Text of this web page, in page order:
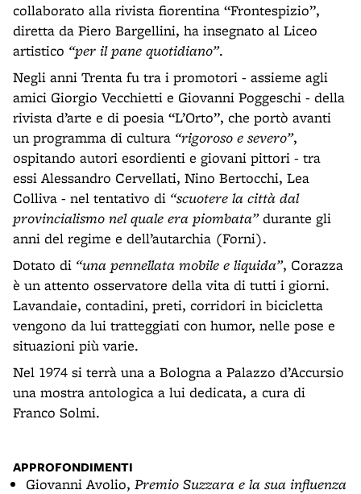
collaborato alla rivista fiorentina “Frontespizio”,
diretta da Piero Bargellini, ha insegnato al Liceo
artistico “per il pane quotidiano”.
Negli anni Trenta fu tra i promotori - assieme agli
amici Giorgio Vecchietti e Giovanni Poggeschi - della
rivista d’arte e di poesia “L’Orto”, che portò avanti
un programma di cultura “rigoroso e severo”,
ospitando autori esordienti e giovani pittori - tra
essi Alessandro Cervellati, Nino Bertocchi, Lea
Colliva - nel tentativo di “scuotere la città dal
provincialismo nel quale era piombata”durante gli
anni del regime e dell’autarchia (Forni).
Dotato di “una pennellata mobile e liquida”, Corazza
è un attento osservatore della vita di tutti i giorni.
Lavandaie, contadini, preti, corridori in bicicletta
vengono da lui tratteggiati con humor, nelle pose e
situazioni più varie.
Nel 1974 si terrà una a Bologna a Palazzo d’Accursio
una mostra antologica a lui dedicata, a cura di
Franco Solmi.
APPROFONDIMENTI
Giovanni Avolio, Premio Suzzara e la sua influenza